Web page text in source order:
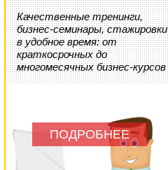
Качественные тренинги,
бизнес-семинары, стажировки
в удобное время: от
краткосрочных до
многомесячных бизнес-курсов
ПОДРОБНЕЕ